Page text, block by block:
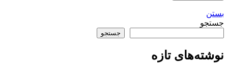
بستن
جستجو
جستجو
نوشته‌های تازه